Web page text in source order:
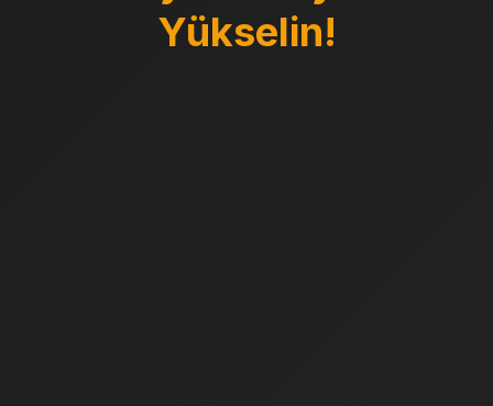
Yükselin!